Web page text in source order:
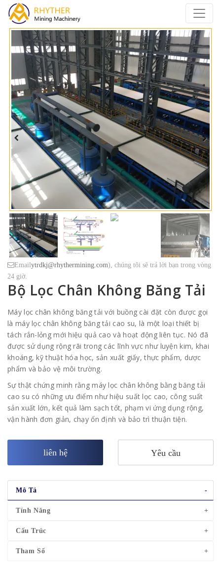
Email ytrdkj@rhythermining.com), chúng tôi sẽ trả lời bạn trong vòng
24 giờ.
Bộ Lọc Chân Không Băng Tải
Máy lọc chân không băng tải với buồng cài đặt còn được gọi
là máy lọc chân không băng tải cao su, là một loại thiết bị
tách rắn-lỏng mới hiệu quả cao và hoạt động liên tục. Nó đã
được sử dụng rộng rãi trong các lĩnh vực như luyện kim, khai
khoáng, kỹ thuật hóa học, sản xuất giấy, thực phẩm, dược
phẩm và bảo vệ môi trường.
Sự thật chứng minh rằng máy lọc chân không bằng băng tải
cao su có những ưu điểm như hiệu suất lọc cao, công suất
sản xuất lớn, kết quả làm sạch tốt, phạm vi ứng dụng rộng,
vận hành đơn giản, chạy ổn định và bảo trì thuận tiện.
liên hệ Yêu cầu
Mô Tả
Tính Năng
Cấu Trúc
Tham Số